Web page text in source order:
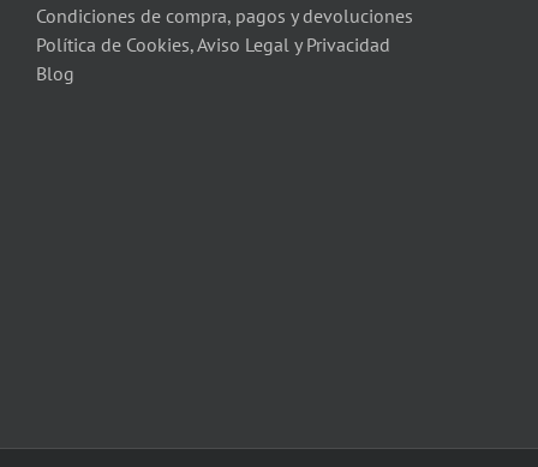
Condiciones de compra, pagos y devoluciones
Política de Cookies, Aviso Legal y Privacidad
Blog